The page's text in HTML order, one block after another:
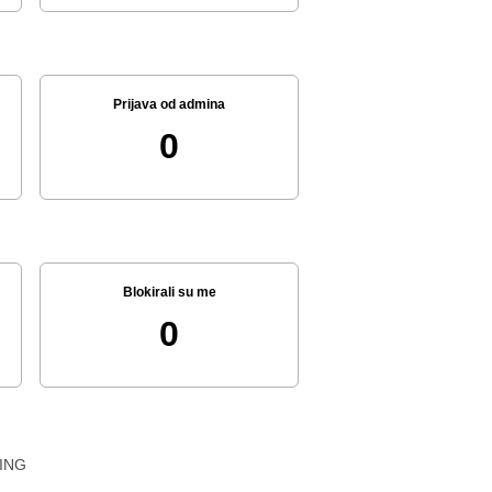
Prijava od admina
0
Blokirali su me
0